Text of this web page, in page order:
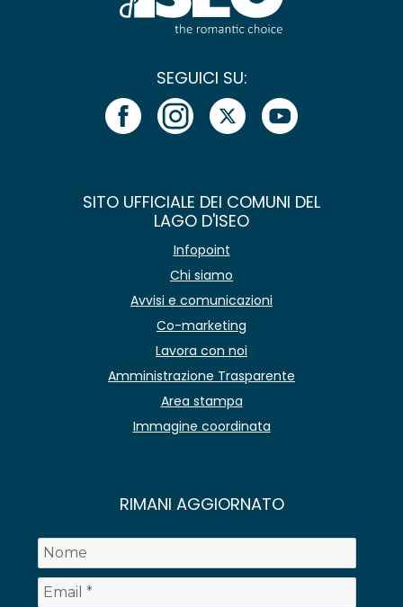
SEGUICI SU:
SITO UFFICIALE DEI COMUNI DEL
LAGO D'ISEO
Infopoint
Chi siamo
Avvisi e comunicazioni
Co-marketing
Lavora con noi
Amministrazione Trasparente
Area stampa
Immagine coordinata
RIMANI AGGIORNATO